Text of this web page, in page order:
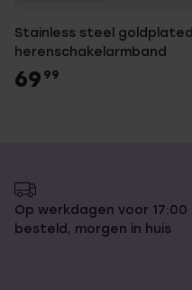
Stainless steel goldplated
herenschakelarmband
69 99
Op werkdagen voor 17:00
besteld, morgen in huis